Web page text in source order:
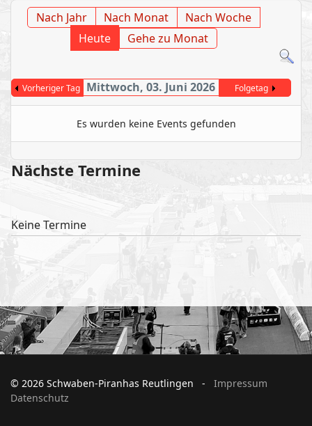
Nach Jahr Nach Monat
Nach Woche
Heute
Gehe zu Monat
Vorheriger Tag Mittwoch, 03. Juni 2026 Folgetag
Es wurden keine Events gefunden
Nächste Termine
Keine Termine
© 2026 Schwaben-Piranhas Reutlingen - Impressum
Datenschutz